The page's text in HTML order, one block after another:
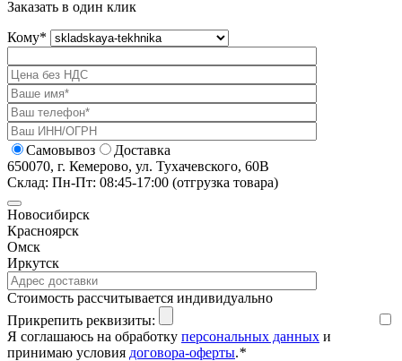
Заказать в один клик
Кому*
Самовывоз
Доставка
650070, г. Кемерово, ул. Тухачевского, 60В
Склад: Пн-Пт: 08:45-17:00 (отгрузка товара)
Новосибирск
Красноярск
Омск
Иркутск
Cтоимость рассчитывается индивидуально
Прикрепить реквизиты:
Я соглашаюсь на обработку персональных данных и
принимаю условия договора-оферты.*